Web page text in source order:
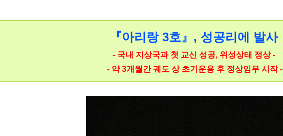
『아리랑 3호』, 성공리에 발사
- 국내 지상국과 첫 교신 성공, 위성상태 정상 -
- 약 3개월간 궤도 상 초기운용 후 정상임무 시작 -